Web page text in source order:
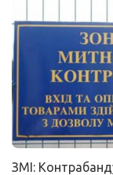
ЗМІ: